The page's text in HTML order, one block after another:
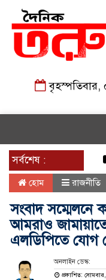
বৃহস্পতিবার,
সর্বশেষ :
হোম রাজনীতি
সংবাদ
আমরাও
এলডিপিতে যোগ
অনলাইন ডেস্ক:
প্রকাশিত: